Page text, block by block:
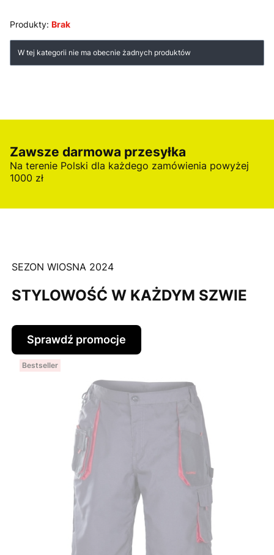
Produkty: Brak
Lista produktów
W tej kategorii nie ma obecnie żadnych produktów
Zawsze darmowa przesyłka
Na terenie Polski dla każdego zamówienia powyżej
1000 zł
SEZON WIOSNA 2024
STYLOWOŚĆ W KAŻDYM SZWIE
Sprawdź promocje
Bestseller